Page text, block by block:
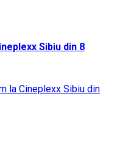
Sibiu din 8